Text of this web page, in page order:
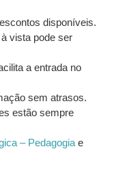
disponíveis.
vista pode ser
a entrada no
sem atrasos.
estão sempre
– Pedagogia e